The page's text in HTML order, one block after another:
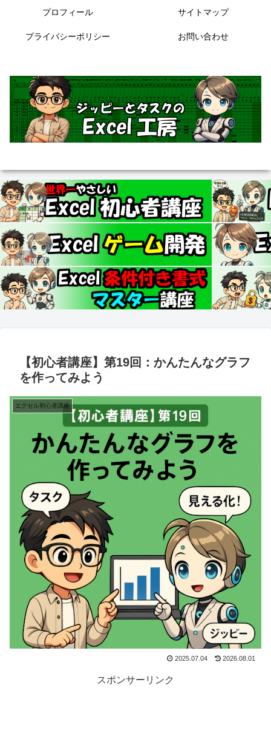
プロフィール サイトマップ
プライバシーポリシー お問い合わせ
【初心者講座】第19回：かんたんなグラフ
を作ってみよう
エクセル初心者講座
2025.07.04 2026.08.01
スポンサーリンク